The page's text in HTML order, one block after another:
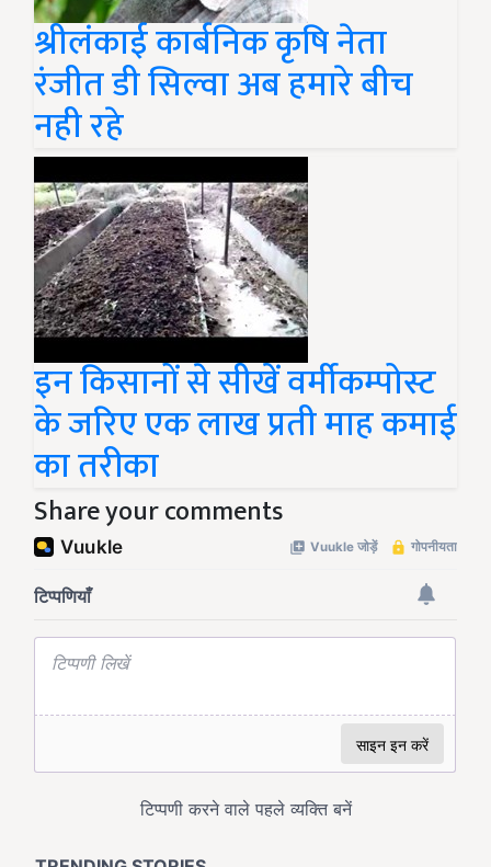
श्रीलंकाई कार्बनिक कृषि नेता
रंजीत डी सिल्वा अब हमारे बीच
नही रहे
इन किसानों से सीखें वर्मीकम्पोस्ट
के जरिए एक लाख प्रती माह कमाई
का तरीका
Share your comments